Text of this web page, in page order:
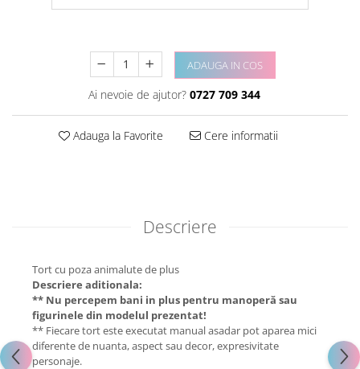
ADAUGA IN COS
Ai nevoie de ajutor? 0727 709 344
Adauga la Favorite Cere informatii
Descriere
Tort cu poza animalute de plus
Descriere aditionala:
** Nu percepem bani in plus pentru manoperă sau
figurinele din modelul prezentat!
** Fiecare tort este executat manual asadar pot aparea mici
diferente de nuanta, aspect sau decor, expresivitate
personaje.